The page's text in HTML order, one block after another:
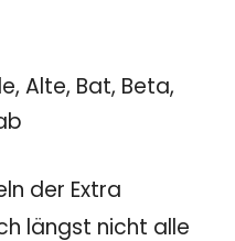
Alte, Bat, Beta,
der Extra
längst nicht alle